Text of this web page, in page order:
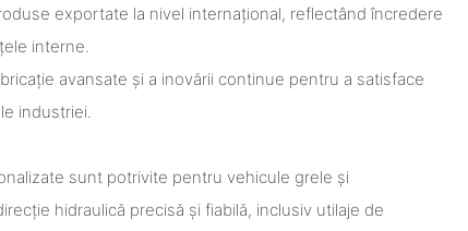
exportate la nivel internațional, reflectând încredere
interne.
avansate și a inovării continue pentru a satisface
industriei.
sunt potrivite pentru vehicule grele și
hidraulică precisă și fiabilă, inclusiv utilaje de